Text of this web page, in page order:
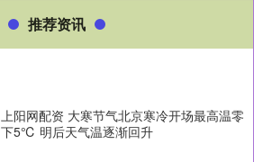
推荐资讯
上阳网配资 大寒节气北京寒冷开场最高温零
下5℃ 明后天气温逐渐回升